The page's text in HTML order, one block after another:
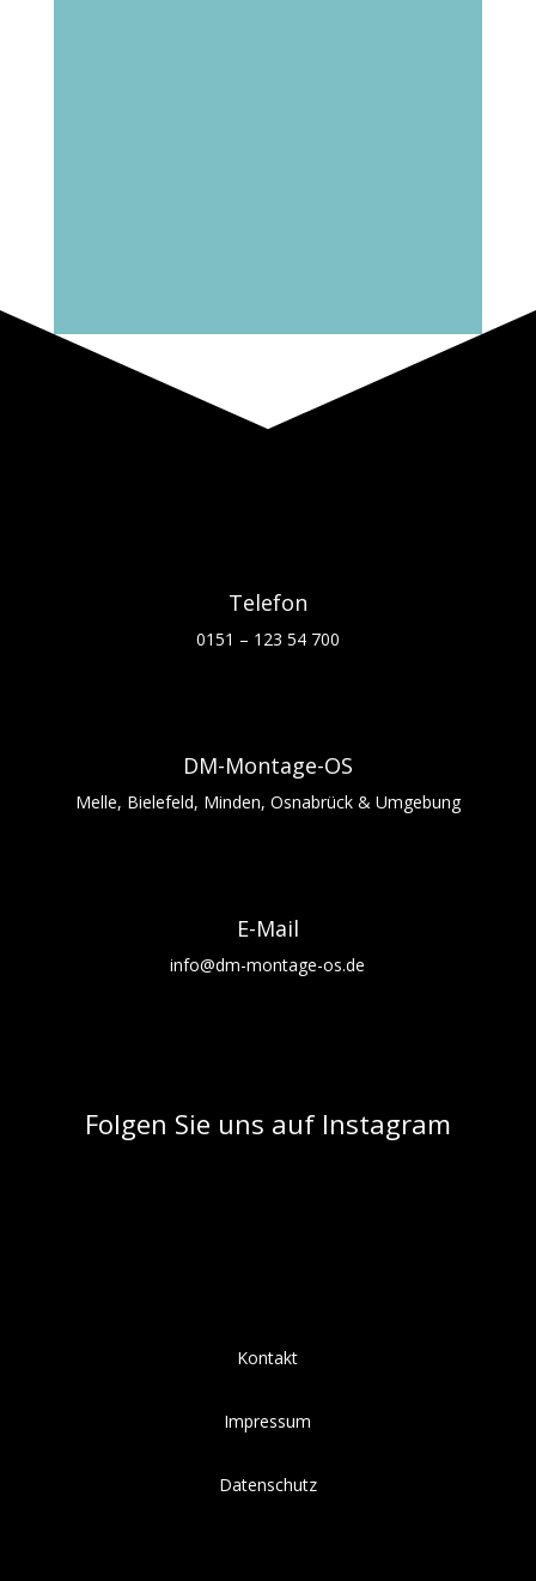
Telefon
0151 – 123 54 700
DM-Montage-OS
Melle, Bielefeld, Minden, Osnabrück & Umgebung
E-Mail
info@dm-montage-os.de
Folgen Sie uns auf Instagram
Kontakt
Impressum
Datenschutz